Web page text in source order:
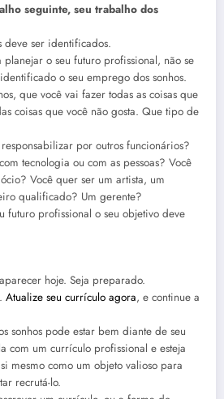
seguinte, seu trabalho dos
deve ser identificados.
planejar o seu futuro profissional, não se
o seu emprego dos sonhos.
que você vai fazer todas as coisas que
coisas que você não gosta. Que tipo de
por outros funcionários?
tecnologia ou com as pessoas? Você
Você quer ser um artista, um
qualificado? Um gerente?
futuro profissional o seu objetivo deve
hoje. Seja preparado.
Atualize seu currículo agora, e continue a
sonhos pode estar bem diante de seu
com um currículo profissional e esteja
mesmo como um objeto valioso para
recrutá-lo.